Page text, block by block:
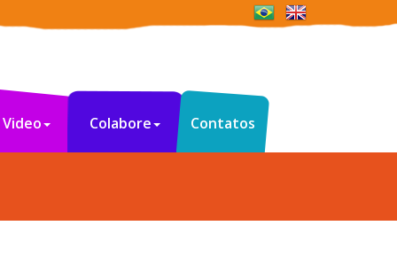
Video Colabore Contatos